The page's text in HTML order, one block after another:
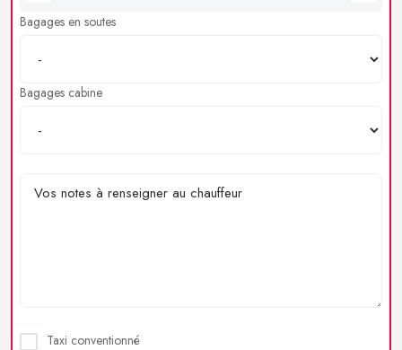
Bagages en soutes
Bagages cabine
Taxi conventionné